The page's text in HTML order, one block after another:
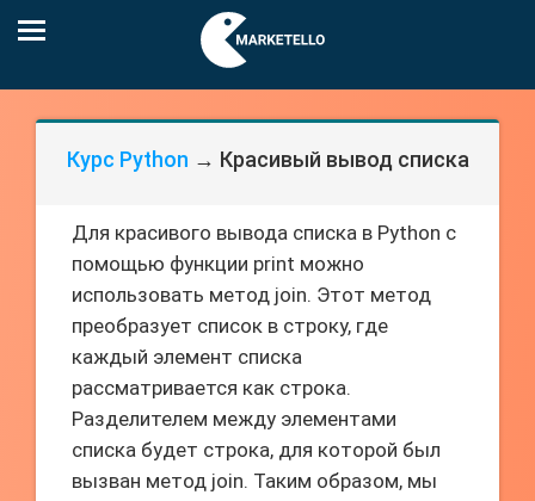
Курс Python → Красивый вывод списка
Для красивого вывода списка в Python с
помощью функции print можно
использовать метод join. Этот метод
преобразует список в строку, где
каждый элемент списка
рассматривается как строка.
Разделителем между элементами
списка будет строка, для которой был
вызван метод join. Таким образом, мы